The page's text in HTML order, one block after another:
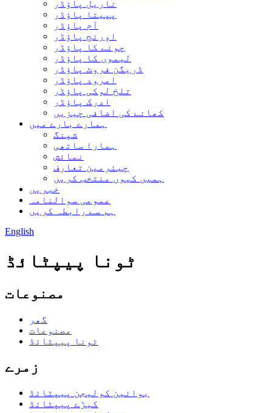
ناریل پاؤڈر
پپیتا پاؤڈر
آم پاؤڈر
اورنج پاؤڈر
چونے کا پاؤڈر
لیموں کا پاؤڈر
ڈریگن فروٹ پاؤڈر
امرود پاؤڈر
تلخ لوکی پاؤڈر
ادرک پاؤڈر
کھانے کی اضافی چیزیں
ہمارے بارے میں
شپنگ
ہمارا ساتھی
نمائش
چیئرمین تعارف
ہمیں کیوں منتخب کریں
خبریں
عمومی سوالنامہ
ہم سے رابطہ کریں
English
ٹونا پیپٹائڈ
مصنوعات
گھر
مصنوعات
ٹونا پیپٹائڈ
زمرے
بوائین کولیجن پیپٹائڈ
کیڑے پیپٹائڈ